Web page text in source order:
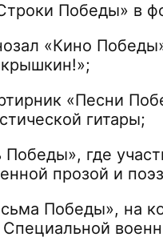
Победы» в
«Кино
«Песни
гитары;
где
прозой и
Победы», на